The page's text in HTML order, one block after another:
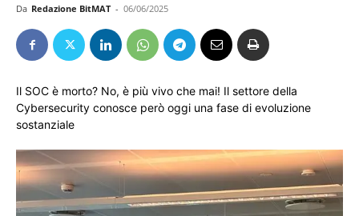
Da Redazione BitMAT - 06/06/2025
Il SOC è morto? No, è più vivo che mai! Il settore della
Cybersecurity conosce però oggi una fase di evoluzione
sostanziale